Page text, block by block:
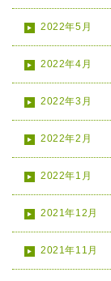
2022年5月
2022年4月
2022年3月
2022年2月
2022年1月
2021年12月
2021年11月